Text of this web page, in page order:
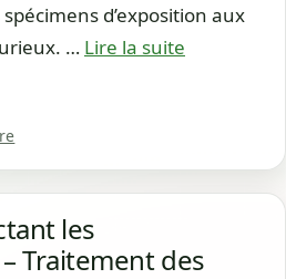
d’exposition aux
… Lire la suite
les
Traitement des